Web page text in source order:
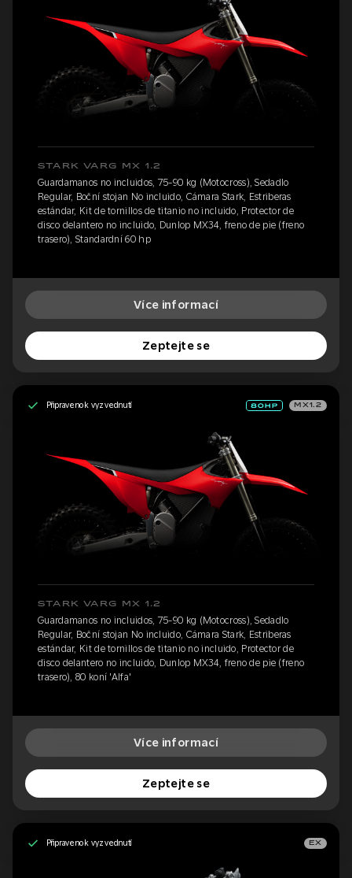
STARK VARG MX 1.2
Guardamanos no incluidos, 75-90 kg (Motocross), Sedadlo
Regular, Boční stojan No incluido, Cámara Stark, Estriberas
estándar, Kit de tornillos de titanio no incluido, Protector de
disco delantero no incluido, Dunlop MX34, freno de pie (freno
trasero), Standardní 60 hp
Více informací
Zeptejte se
Připraveno k vyzvednutí MX1.2
STARK VARG MX 1.2
Guardamanos no incluidos, 75-90 kg (Motocross), Sedadlo
Regular, Boční stojan No incluido, Cámara Stark, Estriberas
estándar, Kit de tornillos de titanio no incluido, Protector de
disco delantero no incluido, Dunlop MX34, freno de pie (freno
trasero), 80 koní 'Alfa'
Více informací
Zeptejte se
Připraveno k vyzvednutí EX